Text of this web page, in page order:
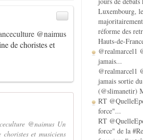
@naimus
de choristes et
@naimus Un
et musiciens
Luxembourg,
réforme des
Hauts-de-
@realmarcel1
jamais...
@realmarcel1
jamais sortie
(@slimanetir)
RT
force"...
RT
force" de la